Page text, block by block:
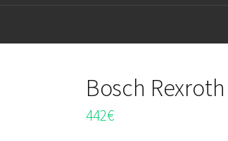
Bosch Rexroth
442€